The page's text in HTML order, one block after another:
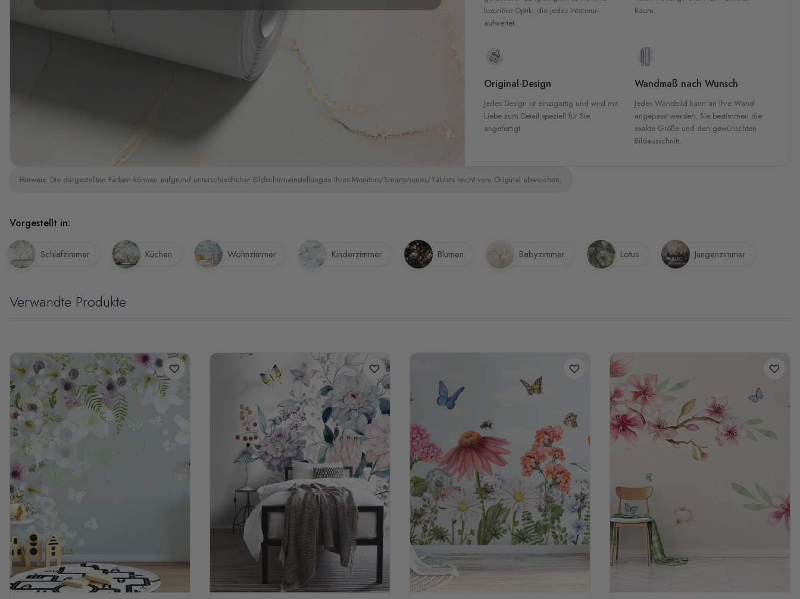
luxuriöse Optik, die jedes Interieur
aufwertet.
Raum.
Original-Design
Jedes Design ist einzigartig und wird mit
Liebe zum Detail speziell für Sie
angefertigt.
Wandmaß nach Wunsch
Jedes Wandbild kann an Ihre Wand
angepasst werden. Sie bestimmen die
exakte Größe und den gewünschten
Bildausschnitt.
Hinweis: Die dargestellten Farben können aufgrund unterschiedlicher Bildschirmeinstellungen Ihres Monitors/Smartphones/Tablets leicht vom Original abweichen.
Vorgestellt in:
Schlafzimmer Küchen Wohnzimmer Kinderzimmer Blumen Babyzimmer Lotus Jungenzimmer
Verwandte Produkte